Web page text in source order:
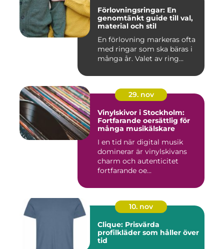
Förlovningsringar: En
genomtänkt guide till val,
material och stil
En förlovning markeras ofta
med ringar som ska bäras i
många år. Valet av ring...
29. nov
Vinylskivor i Stockholm:
Fortfarande oersättlig för
många musikälskare
I en tid när digital musik
dominerar är vinylskivans
charm och autenticitet
fortfarande oe...
10. nov
Clique: Prisvärda
profilkläder som håller över
tid